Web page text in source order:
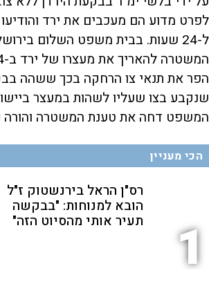
לפרט מדוע הם מעכבים את ירד והודיעו
ל-24 שעות. בבית משפט השלום
הפר את תנאי צו הרחקה בכך ששהה
שנקבע בצו שעליו לשהות במעצר
המשפט דחה את טענת המשטרה והורה
הכי מעניין
1
רס"ן הראל בירנשטוק ז"ל
הובא למנוחות: "בבקשה
תעיר אותי מהסיוט הזה"